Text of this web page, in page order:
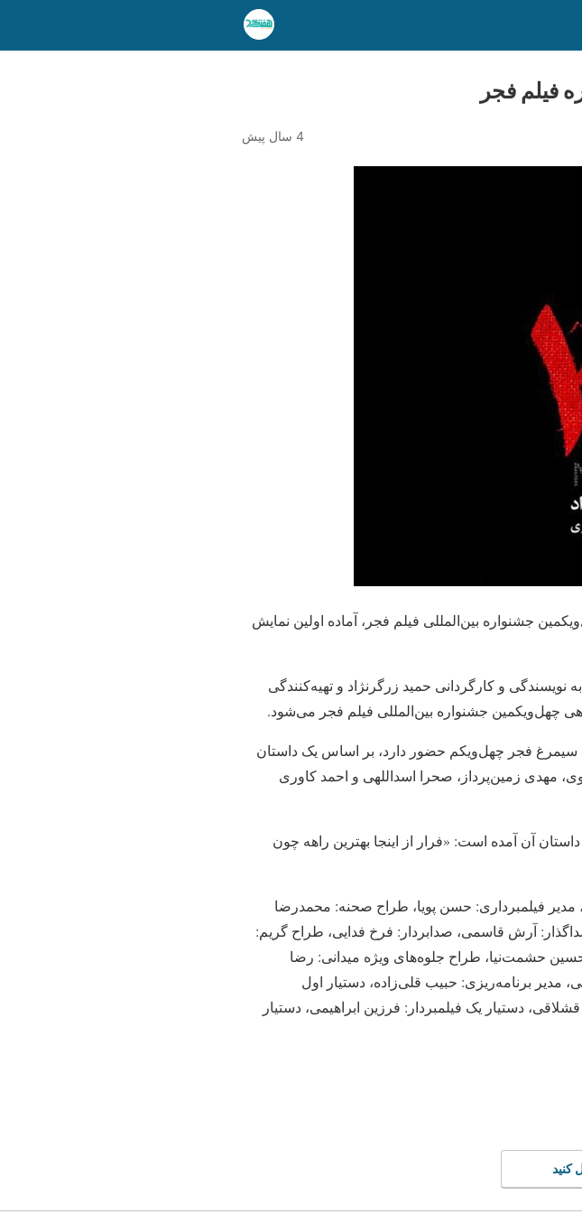
4 سال پیش
جشنواره بین‌المللی فیلم فجر، آماده اولین نمایش
۱۰» به نویسندگی و کارگردانی حمید زرگرنژاد و تهیه‌کنندگی
چهل‌ویکمین جشنواره بین‌المللی فیلم فجر می‌شود.
سیمرغ فجر چهل‌ویکم حضور دارد، بر اساس یک داستان
زمین‌پرداز، صحرا اسداللهی و احمد کاوری
داستان آن آمده است: «فرار از اینجا بهترین راهه چون
مدیر فیلمبرداری: حسن پویا، طراح صحنه: محمدرضا
آرش قاسمی، صدابردار: فرخ فدایی، طراح گریم:
حشمت‌نیا، طراح جلوه‌های ویژه میدانی: رضا
مدیر برنامه‌ریزی: حبیب قلی‌زاده، دستیار اول
دستیار یک فیلمبردار: فرزین ابراهیمی، دستیار
کنید